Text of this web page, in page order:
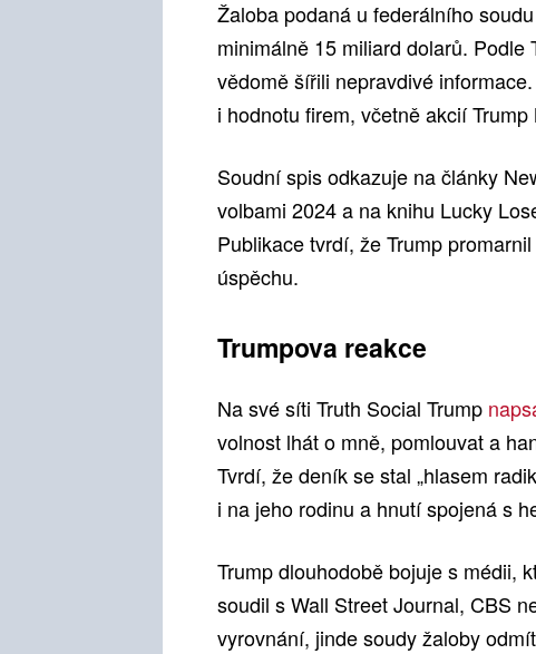
Žaloba podaná u federálního
minimálně 15 miliard dolarů.
vědomě šířili nepravdivé
i hodnotu firem, včetně akcií
Soudní spis odkazuje na články
volbami 2024 a na knihu Lucky
Publikace tvrdí, že Trump
úspěchu.
Trumpova reakce
Na své síti Truth Social Trump
volnost lhát o mně, pomlouvat a
Tvrdí, že deník se stal „hlasem
i na jeho rodinu a hnutí spojená s
Trump dlouhodobě bojuje s médii,
soudil s Wall Street Journal, CBS
vyrovnání, jinde soudy žaloby